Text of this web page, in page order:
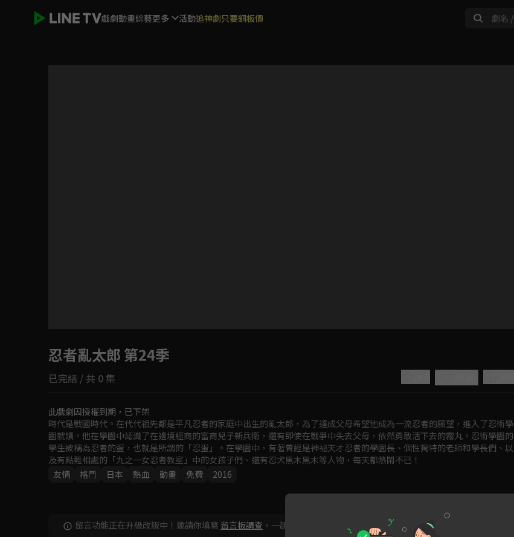
戲劇動畫綜藝更多 活動追神劇只要銅板價
如有不便請見諒
忍者亂太郎 第24季
已完結 / 共 0 集
此戲劇因授權到期，已下架
時代是戰國時代。在代代祖先都是平凡忍者的家庭中出生的亂太郎，為了達成父母希望他成為一流忍者的願望，進入了忍術學
園就讀。他在學園中認識了在邊境經商的富商兒子新兵衛，還有即使在戰爭中失去父母，依然勇敢活下去的霧丸。忍術學園的
學生被稱為忍者的蛋，也就是所謂的「忍蛋」。在學園中，有著曾經是神祕天才忍者的學園長、個性獨特的老師和學長們、以
及有點難相處的「九之一女忍者教室」中的女孩子們、還有忍犬黑木黑木等人物，每天都熱鬧不已！
友情
格鬥 日本 熱血 動畫 免費 2016
留言功能正在升級改版中！邀請你填寫 留言板調查 ，一起共創新版留言功能！